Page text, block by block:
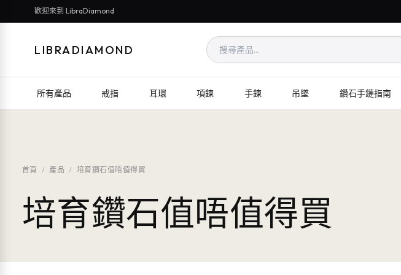
歡迎來到 LibraDiamond
LIBRADIAMOND
所有產品 戒指 耳環 項鍊 手鍊 吊墜 鑽石手鏈指南
首頁 / 產品 / 培育鑽石值唔值得買
培育鑽石值唔值得買